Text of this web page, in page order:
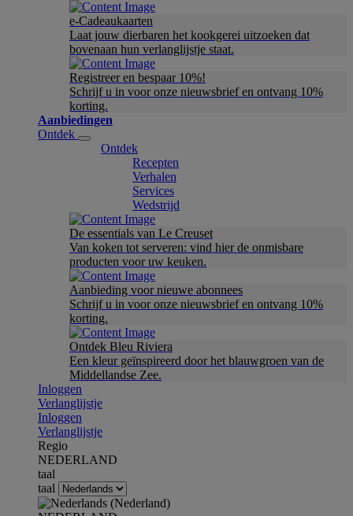
e-Cadeaukaarten
Laat jouw dierbaren het kookgerei uitzoeken dat
bovenaan hun verlanglijstje staat.
Registreer en bespaar 10%!
Schrijf u in voor onze nieuwsbrief en ontvang 10%
korting.
Aanbiedingen
Ontdek
Ontdek
Recepten
Verhalen
Services
Wedstrijd
De essentials van Le Creuset
Van koken tot serveren: vind hier de onmisbare
producten voor uw keuken.
Aanbieding voor nieuwe abonnees
Schrijf u in voor onze nieuwsbrief en ontvang 10%
korting.
Ontdek Bleu Riviera
Een kleur geïnspireerd door het blauwgroen van de
Middellandse Zee.
Inloggen
Verlanglijstje
Inloggen
Verlanglijstje
Regio
NEDERLAND
taal
taal